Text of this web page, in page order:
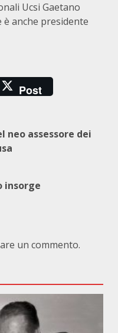
Ucsi Gaetano
è anche presidente
Post
neo assessore dei
insorge
un commento.